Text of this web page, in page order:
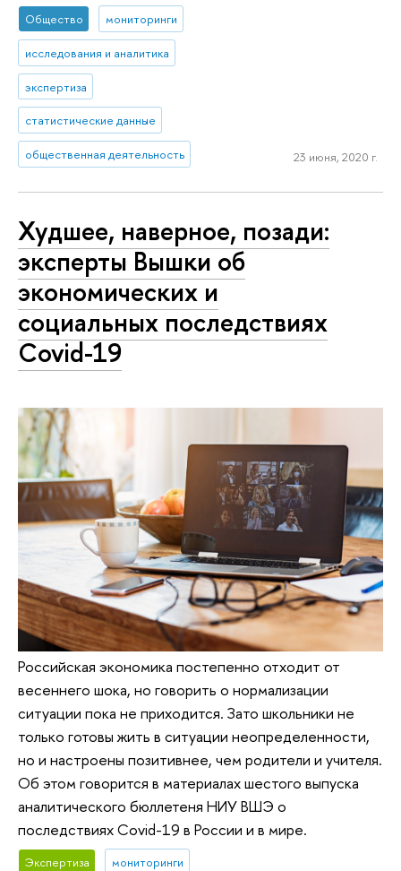
Общество мониторинги
исследования и аналитика
экспертиза
статистические данные
общественная деятельность 23 июня, 2020 г.
Худшее, наверное, позади:
эксперты Вышки об
экономических и
социальных последствиях
Covid-19
Российская экономика постепенно отходит от
весеннего шока, но говорить о нормализации
ситуации пока не приходится. Зато школьники не
только готовы жить в ситуации неопределенности,
но и настроены позитивнее, чем родители и учителя.
Об этом говорится в материалах шестого выпуска
аналитического бюллетеня НИУ ВШЭ о
последствиях Covid-19 в России и в мире.
Экспертиза мониторинги